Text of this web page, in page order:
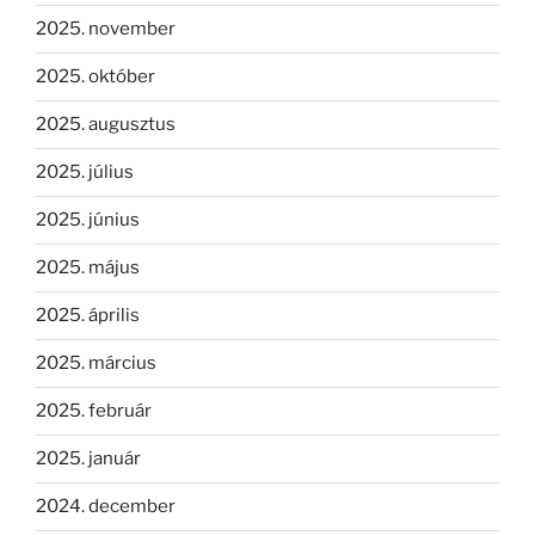
2025. november
2025. október
2025. augusztus
2025. július
2025. június
2025. május
2025. április
2025. március
2025. február
2025. január
2024. december